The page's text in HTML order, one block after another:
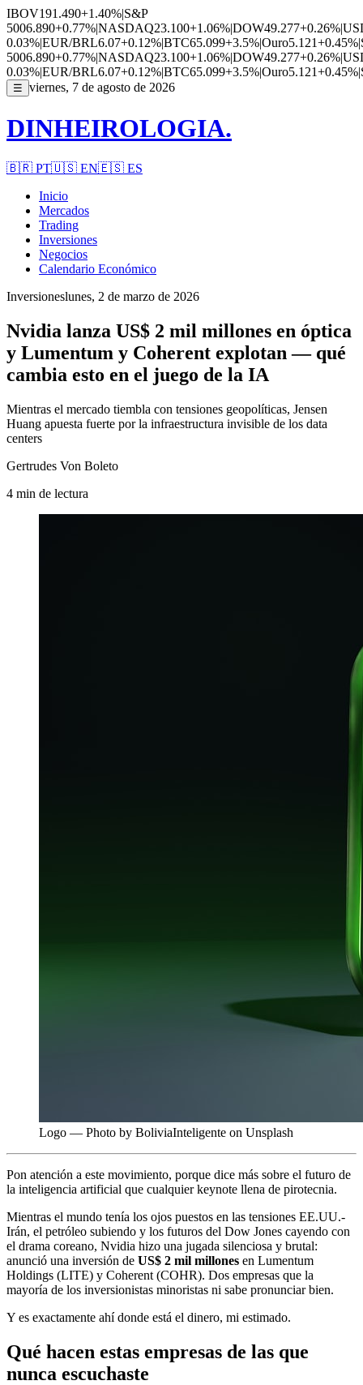
IBOV191.490+1.40%|S&P
5006.890+0.77%|NASDAQ23.100+1.06%|DOW49.277+0.26%|
0.03%|EUR/BRL6.07+0.12%|BTC65.099+3.5%|Ouro5.121+0.45%|
5006.890+0.77%|NASDAQ23.100+1.06%|DOW49.277+0.26%|
0.03%|EUR/BRL6.07+0.12%|BTC65.099+3.5%|Ouro5.121+0.45%|
☰ viernes, 7 de agosto de 2026
DINHEIROLOGIA.
🇧🇷 PT🇺🇸 EN🇪🇸 ES
Inicio
Mercados
Trading
Inversiones
Negocios
Calendario Económico
Inversioneslunes, 2 de marzo de 2026
Nvidia lanza US$ 2 mil millones en óptica
y Lumentum y Coherent explotan — qué
cambia esto en el juego de la IA
Mientras el mercado tiembla con tensiones geopolíticas, Jensen
Huang apuesta fuerte por la infraestructura invisible de los data
centers
Gertrudes Von Boleto
4 min de lectura
Logo — Photo by BoliviaInteligente on Unsplash
Pon atención a este movimiento, porque dice más sobre el futuro de
la inteligencia artificial que cualquier keynote llena de pirotecnia.
Mientras el mundo tenía los ojos puestos en las tensiones EE.UU.-
Irán, el petróleo subiendo y los futuros del Dow Jones cayendo con
el drama coreano, Nvidia hizo una jugada silenciosa y brutal:
anunció una inversión de US$ 2 mil millones en Lumentum
Holdings (LITE) y Coherent (COHR). Dos empresas que la
mayoría de los inversionistas minoristas ni sabe pronunciar bien.
Y es exactamente ahí donde está el dinero, mi estimado.
Qué hacen estas empresas de las que
nunca escuchaste